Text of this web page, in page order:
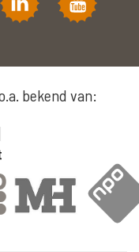
bekend van: